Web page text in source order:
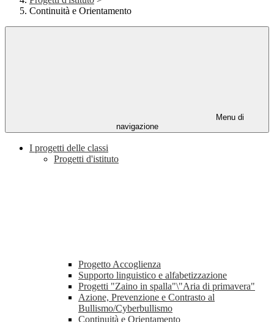
Continuità e Orientamento
Menu di
navigazione
I progetti delle classi
Progetti d'istituto
Progetto Accoglienza
Supporto linguistico e alfabetizzazione
Progetti "Zaino in spalla"\"Aria di primavera"
Azione, Prevenzione e Contrasto al
Bullismo/Cyberbullismo
Continuità e Orientamento